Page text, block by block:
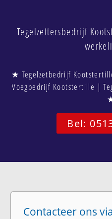
Tegelzettersbedrijf
★ Tegelzetbedrijf
Voegbedrijf Kootstertille |
Bel:
Contacteer ons